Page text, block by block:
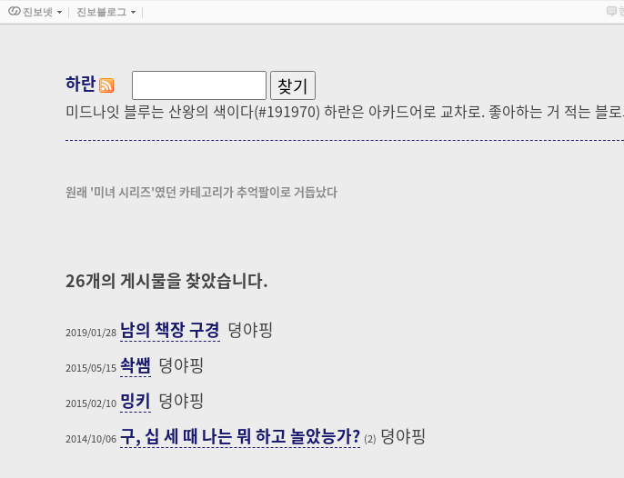
하란
미드나잇 블루는 산왕의 색이다(#191970) 하란은 아카드어로 교차로. 좋아하는 거 적는 블
원래 '미녀 시리즈'였던 카테고리가 추억팔이로 거듭났다
26개의 게시물을 찾았습니다.
2019/01/28 남의 책장 구경 뎡야핑
2015/05/15 솩쌤 뎡야핑
2015/02/10 밍키 뎡야핑
2014/10/06 구, 십 세 때 나는 뭐 하고 놀았능가? (2) 뎡야핑
진보넷 진보블로그